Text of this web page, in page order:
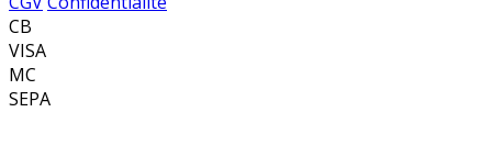
CB
VISA
MC
SEPA